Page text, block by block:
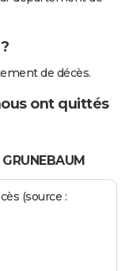
de décès.
ont quittés
(source :